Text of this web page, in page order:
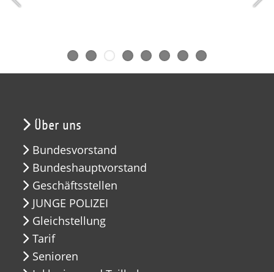
Über uns
Bundesvorstand
Bundeshauptvorstand
Geschäftsstellen
JUNGE POLIZEI
Gleichstellung
Tarif
Senioren